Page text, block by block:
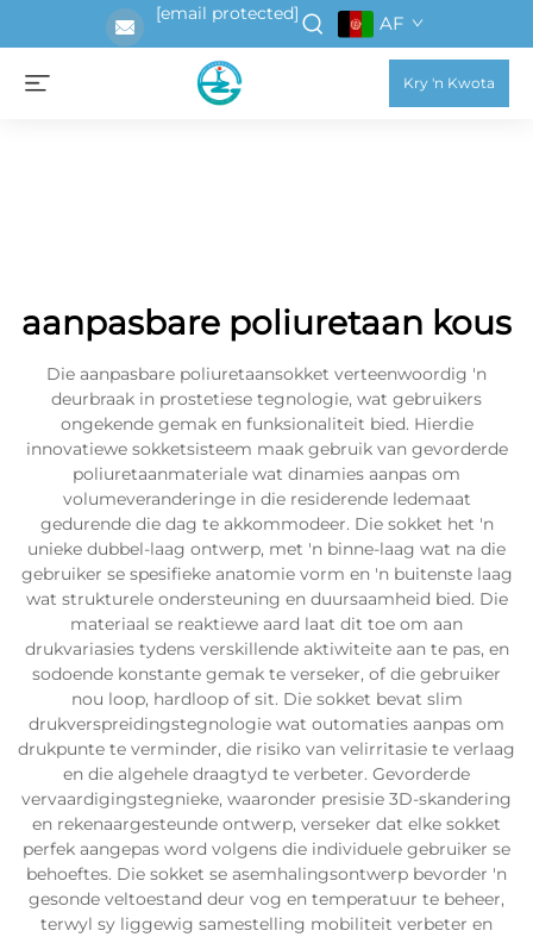
[email protected] AF
Kry 'n Kwota
aanpasbare poliuretaan kous
Die aanpasbare poliuretaansokket verteenwoordig 'n
deurbraak in prostetiese tegnologie, wat gebruikers
ongekende gemak en funksionaliteit bied. Hierdie
innovatiewe sokketsisteem maak gebruik van gevorderde
poliuretaanmateriale wat dinamies aanpas om
volumeveranderinge in die residerende ledemaat
gedurende die dag te akkommodeer. Die sokket het 'n
unieke dubbel-laag ontwerp, met 'n binne-laag wat na die
gebruiker se spesifieke anatomie vorm en 'n buitenste laag
wat strukturele ondersteuning en duursaamheid bied. Die
materiaal se reaktiewe aard laat dit toe om aan
drukvariasies tydens verskillende aktiwiteite aan te pas, en
sodoende konstante gemak te verseker, of die gebruiker
nou loop, hardloop of sit. Die sokket bevat slim
drukverspreidingstegnologie wat outomaties aanpas om
drukpunte te verminder, die risiko van velirritasie te verlaag
en die algehele draagtyd te verbeter. Gevorderde
vervaardigingstegnieke, waaronder presisie 3D-skandering
en rekenaargesteunde ontwerp, verseker dat elke sokket
perfek aangepas word volgens die individuele gebruiker se
behoeftes. Die sokket se asemhalingsontwerp bevorder 'n
gesonde veltoestand deur vog en temperatuur te beheer,
terwyl sy liggewig samestelling mobiliteit verbeter en